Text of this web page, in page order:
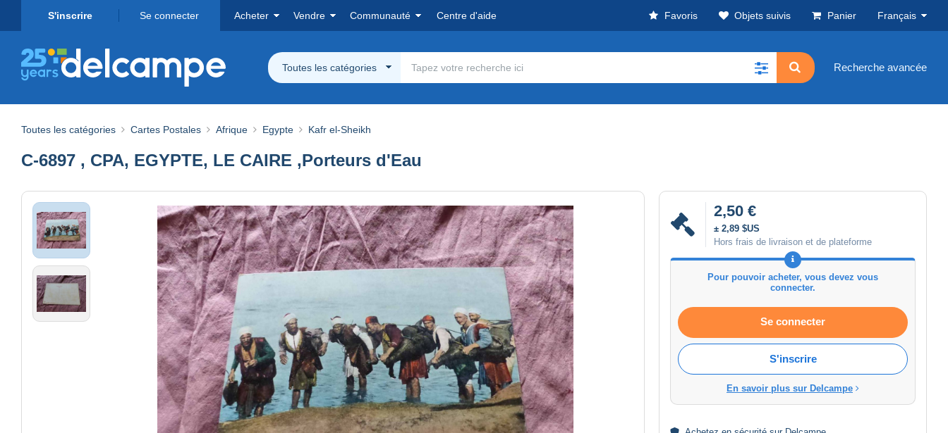
S'inscrire Se connecter Acheter Vendre Communauté Centre d'aide Favoris Objets suivis Panier Français
Toutes les catégories Recherche avancée
Toutes les catégories Cartes Postales Afrique Egypte Kafr el-Sheikh
C-6897 , CPA, EGYPTE, LE CAIRE ,Porteurs d'Eau
2,50 €
± 2,89 $US
Hors frais de livraison et de plateforme
Pour pouvoir acheter, vous devez vous
connecter.
Se connecter
S'inscrire
En savoir plus sur Delcampe